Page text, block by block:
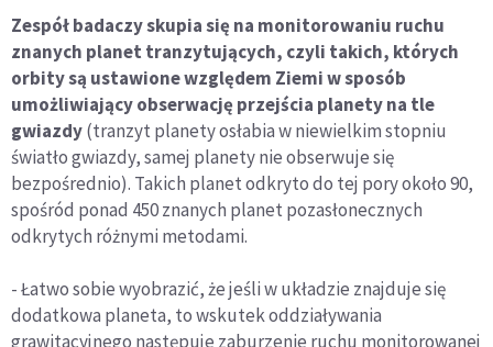
Zespół badaczy skupia się na monitorowaniu ruchu
znanych planet tranzytujących, czyli takich, których
orbity są ustawione względem Ziemi w sposób
umożliwiający obserwację przejścia planety na tle
gwiazdy(tranzyt planety osłabia w niewielkim stopniu
światło gwiazdy, samej planety nie obserwuje się
bezpośrednio). Takich planet odkryto do tej pory około 90,
spośród ponad 450 znanych planet pozasłonecznych
odkrytych różnymi metodami.
- Łatwo sobie wyobrazić, że jeśli w układzie znajduje się
dodatkowa planeta, to wskutek oddziaływania
grawitacyjnego następuje zaburzenie ruchu monitorowanej